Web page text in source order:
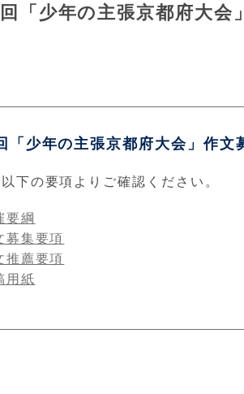
「少年の主張京都府大会
「少年の主張京都府大会」作文
下の要項よりご確認ください。
要綱
募集要項
推薦要項
用紙